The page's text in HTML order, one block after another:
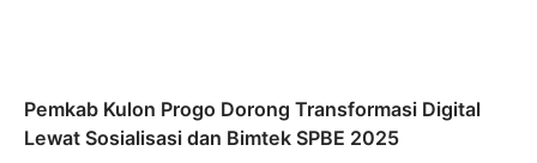
Pemkab Kulon Progo Dorong Transformasi Digital
Lewat Sosialisasi dan Bimtek SPBE 2025